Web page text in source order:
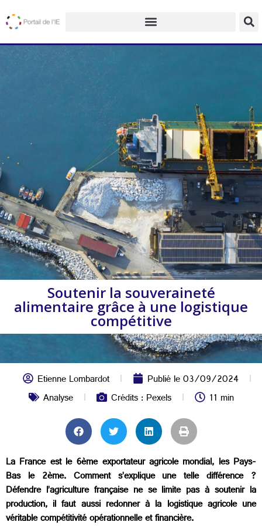
Soutenir la souveraineté
alimentaire grâce à une logistique
compétitive
Etienne Lombardot Publié le03/09/2024
Analyse
Crédits : Pexels 11 min
La France est le 6ème exportateur agricole mondial, les Pays-
Bas le 2ème. Comment s’explique une telle différence ?
Défendre l’agriculture française ne se limite pas à soutenir la
production, il faut aussi redonner à la logistique agricole une
véritable compétitivité opérationnelle et financière.